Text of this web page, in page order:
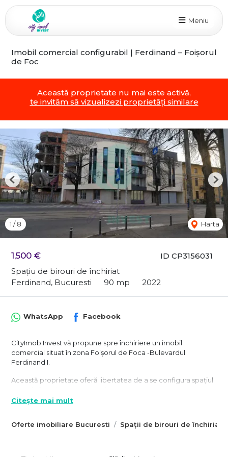
Meniu
Imobil comercial configurabil | Ferdinand – Foișorul
de Foc
Această proprietate nu mai este activă,
te invităm să vizualizezi proprietăți similare
ID CP3156031
1,500 €
Spațiu de birouri de închiriat
Ferdinand, Bucuresti
90 mp 2022
1 /8 Harta
Previous
Oferte imobiliare Bucuresti Spații de birouri de închiriat
WhatsApp Facebook
CityImob Invest vă propune spre închiriere un imobil
comercial situat în zona Foișorul de Foca -Bulevardul
Ferdinand I.
Această proprietate oferă libertatea de a se configura spațiul
Imobilul este dispus pe Parter + 3 Etaje și oferă o suprafață utilă
complet în anul 2022, în timp ce interiorul se află la roșu,
Citește mai mult